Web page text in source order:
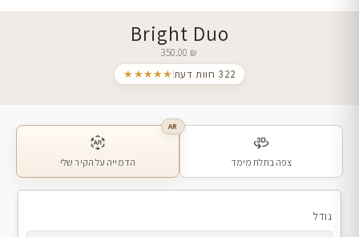
Bright Duo
350.00 ₪
★★★★★
322 חוות דעת
צפה בתלת מימד
AR
הדמייה על הקיר שלי
גודל